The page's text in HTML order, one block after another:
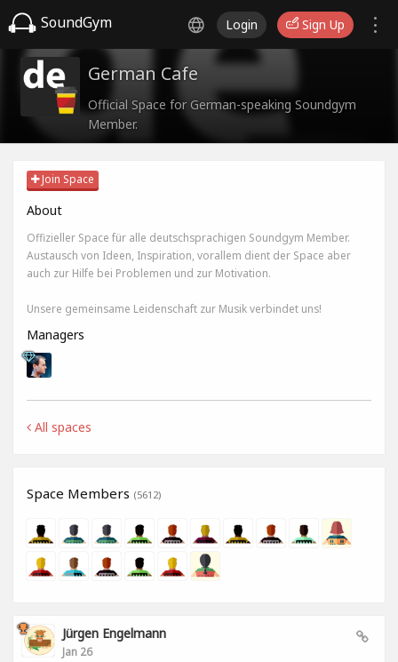
SoundGym Login Sign Up
German Cafe
Official Space for German-speaking Soundgym
Member.
Join Space
About
Offizieller Space für alle deutschsprachigen Soundgym Member.
Austausch von Ideen, Inspiration, vorallem dient der Space aber
auch zur Hilfe bei Problemen und zur Motivation.
Unsere gemeinsame Leidenschaft zur Musik verbindet uns!
Managers
All spaces
Space Members (5612)
Jürgen Engelmann
Jan 26